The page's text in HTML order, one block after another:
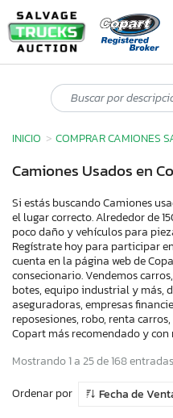
INICIO COMPRAR CAMIONES
Camiones Usados en
Si estás buscando Camiones
el lugar correcto. Alrededor de
poco daño y vehículos para
Regístrate hoy para participar
cuenta en la página web de
consecionario. Vendemos
botes, equipo industrial y más,
aseguradoras, empresas
reposesiones, robo, renta
Copart más recomendado y con
Mostrando 1 a 25 de 168 entradas
Ordenar por
Fecha de